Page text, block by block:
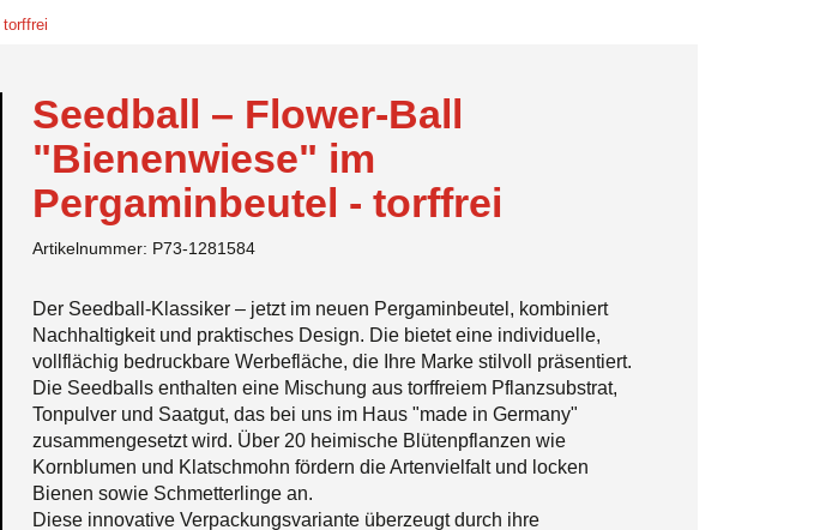
Seedball – Flower-Ball
"Bienenwiese" im
Pergaminbeutel - torffrei
Artikelnummer: P73-1281584
Der Seedball-Klassiker – jetzt im neuen Pergaminbeutel, kombiniert
Nachhaltigkeit und praktisches Design. Die bietet eine individuelle,
vollflächig bedruckbare Werbefläche, die Ihre Marke stilvoll präsentiert.
Die Seedballs enthalten eine Mischung aus torffreiem Pflanzsubstrat,
Tonpulver und Saatgut, das bei uns im Haus "made in Germany"
zusammengesetzt wird. Über 20 heimische Blütenpflanzen wie
Kornblumen und Klatschmohn fördern die Artenvielfalt und locken
Bienen sowie Schmetterlinge an.
Diese innovative Verpackungsvariante überzeugt durch ihre